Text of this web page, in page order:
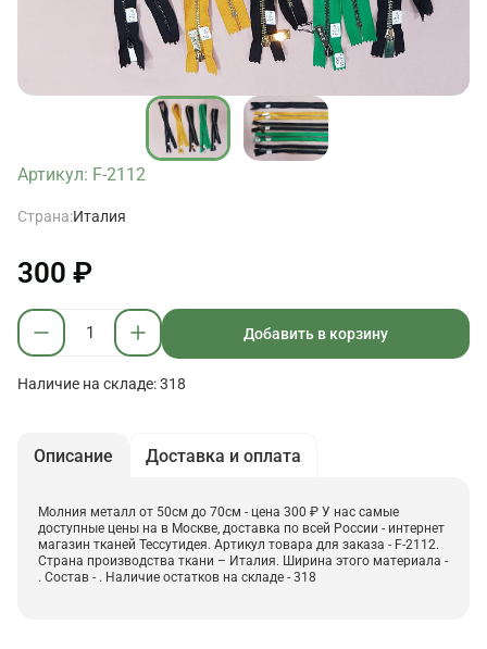
Артикул: F-2112
Страна:Италия
300 ₽
Добавить в корзину
Наличие на складе: 318
Описание Доставка и оплата
Молния металл от 50см до 70см - цена 300 ₽ У нас самые
доступные цены на в Москве, доставка по всей России - интернет
магазин тканей Тессутидея. Артикул товара для заказа - F-2112.
Страна производства ткани – Италия. Ширина этого материала -
. Состав - . Наличие остатков на складе - 318